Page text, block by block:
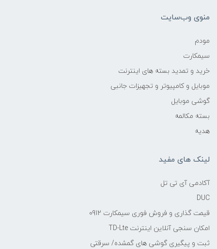
منوی وب‌سایت
مودم
سیمکارت
خرید و تمدید بسته های اینترنت
موبایل و کامپیوتر و تجهیزات جانبی
گوشی موبایل
بسته مکالمه
هدیه
لینک های مفید
آکادمی آی تی تل
DUC
قیمت گذاری و فروش فوری سیمکارت 0912
امکان سنجی آنلاین اینترنت TD-Lte
ثبت و پیگیری گوشی های گمشده/ سرقتی